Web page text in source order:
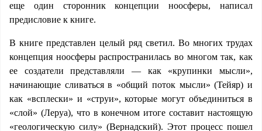
еще один сторонник концепции ноосферы, написал
предисловие к книге.
В книге представлен целый ряд светил. Во многих трудах
концепция ноосферы распространилась во многом так, как
ее создатели представляли — как «крупинки мысли»,
начинающие сливаться в «общий поток мысли» (Тейяр) и
как «всплески» и «струи», которые могут объединиться в
«слой» (Леруа), что в конечном итоге составит настоящую
«геологическую силу» (Вернадский). Этот процесс пошел